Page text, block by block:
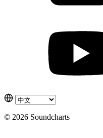
© 2026 Soundcharts